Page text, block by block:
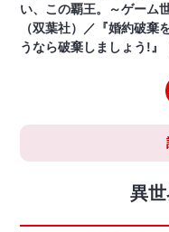
い、この覇王。～ゲーム
（双葉社）／『婚約破
うなら破棄しましょう!』
異